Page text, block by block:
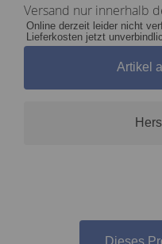
Versand nur innerhalb
Online derzeit leider nicht
Lieferkosten jetzt
Artikel
Dieses